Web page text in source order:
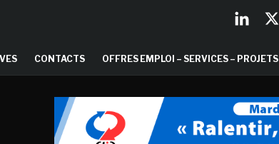
CONTACTS OFFRES EMPLOI – SERVICES – PROJETS